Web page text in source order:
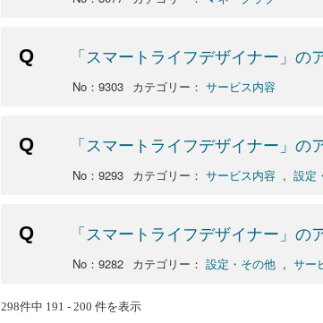
「スマートライフデザイナー」
No：9303 カテゴリー： サービス内容
「スマートライフデザイナー」
No：9293 カテゴリー： サービス内容 , 設定
「スマートライフデザイナー」
No：9282 カテゴリー： 設定・その他 , サー
298件中 191 - 200 件を表示